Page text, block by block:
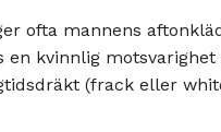
ofta mannens
en kvinnlig motsvarighet
(frack eller